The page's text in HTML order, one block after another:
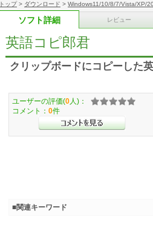
トップ> ダウンロード > Windows11/10/8/7/Vista/XP/
ソフト詳細 レビュー
英語コピ郎君
クリップボードにコピーした
ユーザーの評価(0 人)：
コメント： 0件
■関連キーワード